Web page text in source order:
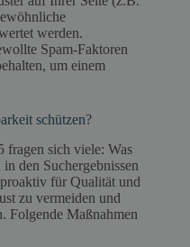
werden.
Spam-Faktoren
um einem
schützen?
fragen sich viele: Was
den Suchergebnissen
für Qualität und
zu vermeiden und
Folgende Maßnahmen